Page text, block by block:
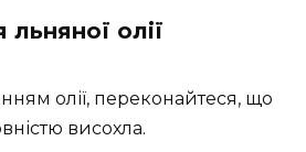
олії
олії, переконайтеся, що
висохла.